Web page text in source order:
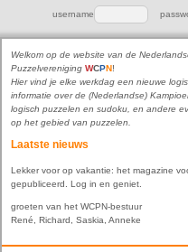
username
Welkom op de website van de
Puzzelvereniging WCPN!
Hier vind je elke werkdag een nieuwe
informatie over de (Nederlandse)
logisch puzzelen en sudoku, en andere
op het gebied van puzzelen.
Laatste nieuws
Lekker voor op vakantie: het magazine
gepubliceerd. Log in en geniet.
groeten van het WCPN-bestuur
René, Richard, Saskia, Anneke